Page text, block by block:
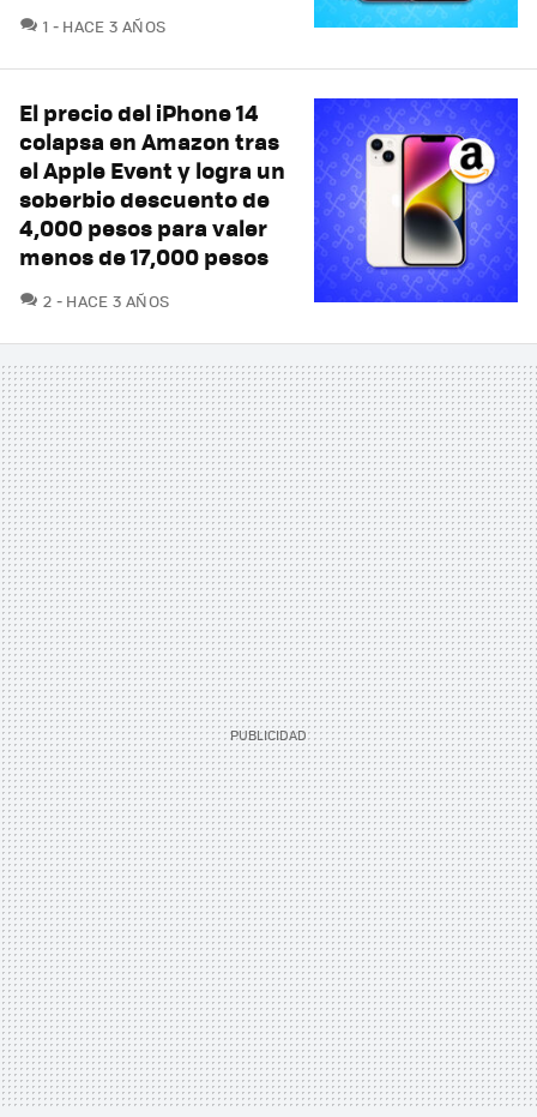
1 COMENTARIOS
HACE 3 AÑOS
El precio del iPhone 14
colapsa en Amazon tras
el Apple Event y logra un
soberbio descuento de
4,000 pesos para valer
menos de 17,000 pesos
2 COMENTARIOS
HACE 3 AÑOS